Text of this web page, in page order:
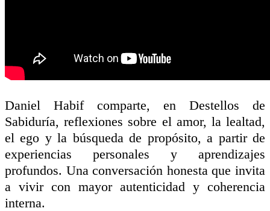
Daniel Habif comparte, en Destellos de
Sabiduría, reflexiones sobre el amor, la lealtad,
el ego y la búsqueda de propósito, a partir de
experiencias personales y aprendizajes
profundos. Una conversación honesta que invita
a vivir con mayor autenticidad y coherencia
interna.